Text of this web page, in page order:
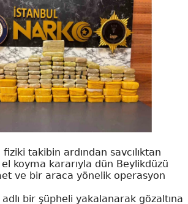
takibin ardından savcılıktan
koyma kararıyla dün Beylikdüzü
ve bir araca yönelik operasyon
adlı bir şüpheli yakalanarak gözaltına